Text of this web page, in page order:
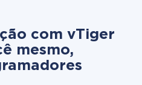
com vTiger
mesmo,